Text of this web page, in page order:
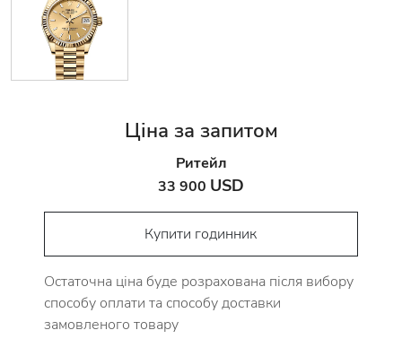
Ціна за запитом
Ритейл
33 900 USD
Купити годинник
Остаточна ціна буде розрахована після вибору
способу оплати та способу доставки
замовленого товару